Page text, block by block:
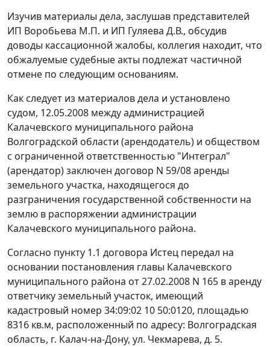
Изучив материалы дела, заслушав представителей
ИП Воробьева М.П. и ИП Гуляева Д.В., обсудив
доводы кассационной жалобы, коллегия находит, что
обжалуемые судебные акты подлежат частичной
отмене по следующим основаниям.
Как следует из материалов дела и установлено
судом, 12.05.2008 между администрацией
Калачевского муниципального района
Волгоградской области (арендодатель) и обществом
с ограниченной ответственностью "Интеграл"
(арендатор) заключен договор N 59/08 аренды
земельного участка, находящегося до
разграничения государственной собственности на
землю в распоряжении администрации
Калачевского муниципального района.
Согласно пункту 1.1 договора Истец передал на
основании постановления главы Калачевского
муниципального района от 27.02.2008 N 165 в аренду
ответчику земельный участок, имеющий
кадастровый номер 34:09:02 10 50:0120, площадью
8316 кв.м, расположенный по адресу: Волгоградская
область, г. Калач-на-Дону, ул. Чекмарева, д. 5.